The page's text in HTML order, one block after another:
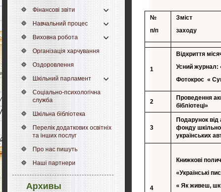
Фінансові звіти
Навчальний процес
Виховна робота
Організація харчування
Оздоровлення
Шкільний парламент
Соціально-психологічна
служба
Шкільна бібліотека
Перелік додаткових освітніх
та інших послуг
Про нас пишуть
Наші партнери
Архивы
№
п/п
Зміст
заходу
1
Відкриття
Усний журнал:
Фотокрос «
2
Проведення
бібліотеці»
3
Подарунок від
фонду
українських
4
Книжкові
«Українські
« Як живеш,